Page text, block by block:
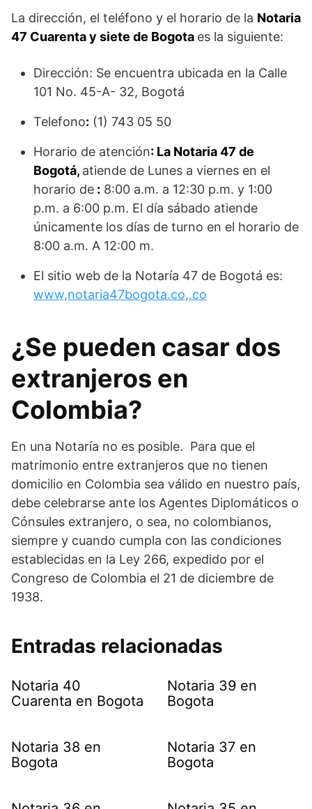
La dirección, el teléfono y el horario de la Notaria
47 Cuarenta y siete de Bogota es la siguiente:
Dirección: Se encuentra ubicada en la Calle
101 No. 45-A- 32, Bogotá
Telefono: (1) 743 05 50
Horario de atención: La Notaria 47 de
Bogotá, atiende de Lunes a viernes en el
horario de : 8:00 a.m. a 12:30 p.m. y 1:00
p.m. a 6:00 p.m. El día sábado atiende
únicamente los días de turno en el horario de
8:00 a.m. A 12:00 m.
El sitio web de la Notaría 47 de Bogotá es:
www,notaria47bogota.co,.co
¿Se pueden casar dos
extranjeros en
Colombia?
En una Notaría no es posible. Para que el
matrimonio entre extranjeros que no tienen
domicilio en Colombia sea válido en nuestro país,
debe celebrarse ante los Agentes Diplomáticos o
Cónsules extranjero, o sea, no colombianos,
siempre y cuando cumpla con las condiciones
establecidas en la Ley 266, expedido por el
Congreso de Colombia el 21 de diciembre de
1938.
Entradas relacionadas
Notaria 40
Cuarenta en Bogota
Notaria 39 en
Bogota
Notaria 38 en
Bogota
Notaria 37 en
Bogota